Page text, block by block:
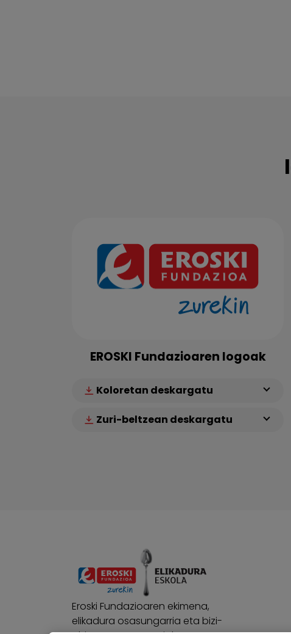
EROSKI Fundazioaren logoak
Koloretan deskargatu
Zuri-beltzean deskargatu
Eroski Fundazioaren ekimena,
elikadura osasungarria eta bizi-